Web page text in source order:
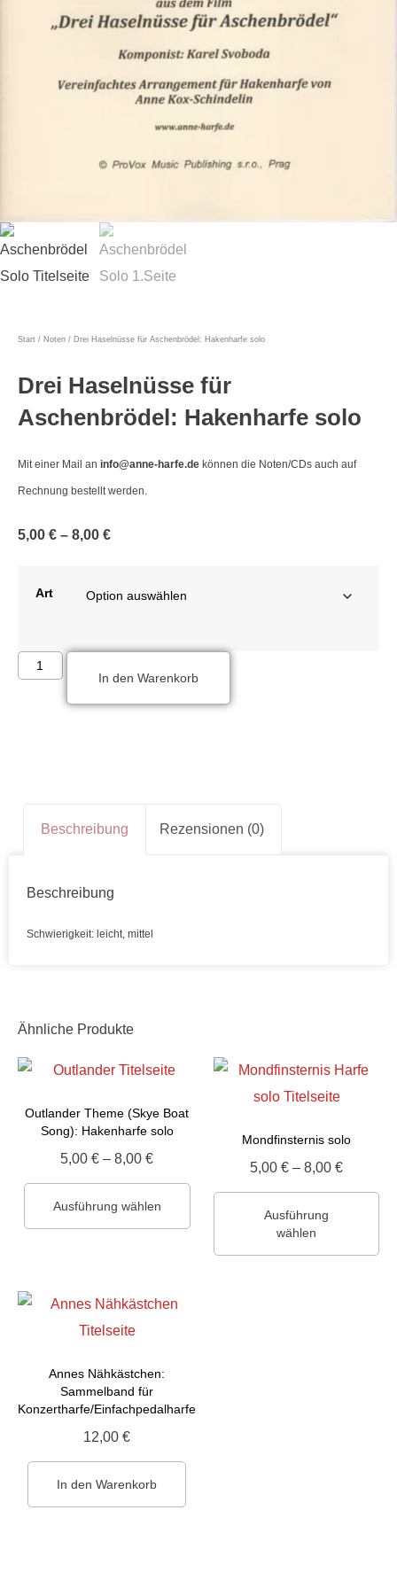
Start / Noten / Drei Haselnüsse für Aschenbrödel: Hakenharfe solo
Drei Haselnüsse für
Aschenbrödel: Hakenharfe solo
Mit einer Mail an info@anne-harfe.de können die Noten/CDs auch auf
Rechnung bestellt werden.
5,00 € – 8,00 €
Art
In den Warenkorb
Beschreibung Rezensionen (0)
Beschreibung
Schwierigkeit: leicht, mittel
Ähnliche Produkte
Outlander Theme (Skye Boat
Song): Hakenharfe solo
5,00 € – 8,00 €
Ausführung wählen
Mondfinsternis solo
5,00 € – 8,00 €
Ausführung
wählen
Annes Nähkästchen:
Sammelband für
Konzertharfe/Einfachpedalharfe
12,00 €
In den Warenkorb